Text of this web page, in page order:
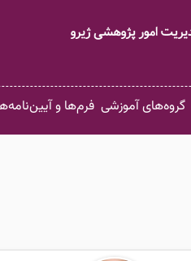
گروه‌های آموزشی فرم‌ها و